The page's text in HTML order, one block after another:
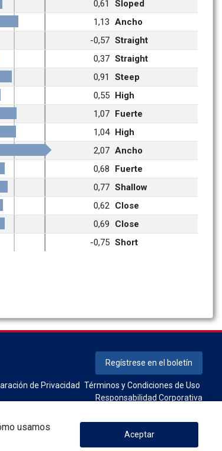
0,61
Sloped
1,13 Ancho
-0,57 Straight
0,37 Straight
0,91
Steep
0,55 High
1,07 Fuerte
1,04 High
2,07 Ancho
0,68
Fuerte
0,77 Shallow
0,62 Close
0,69
Close
-0,75 Short
usamos
Aceptar
Regístrese en el boletín
de Privacidad Términos y Condiciones de Uso
Responsabilidad Corporativa